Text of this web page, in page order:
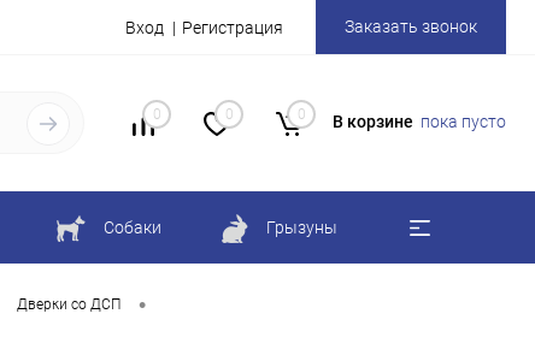
Вход Регистрация Заказать звонок
0 0 0 В корзине пока пусто
Собаки Грызуны
Дверки со ДСП •